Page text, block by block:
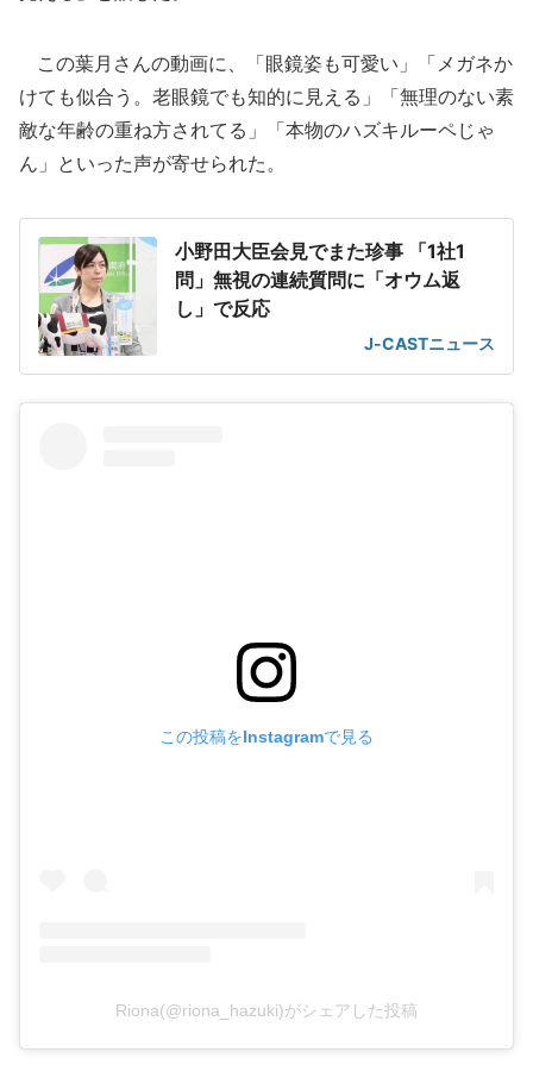
この葉月さんの動画に、「眼鏡姿も可愛い」「メガネか
けても似合う。老眼鏡でも知的に見える」「無理のない素
敵な年齢の重ね方されてる」「本物のハズキルーペじゃ
ん」といった声が寄せられた。
小野田大臣会見でまた珍事 「1社1
問」無視の連続質問に「オウム返
し」で反応
J-CASTニュース
この投稿をInstagramで見る
Riona(@riona_hazuki)がシェアした投稿